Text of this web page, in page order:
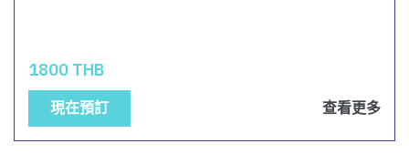
1800 THB
現在預訂 查看更多